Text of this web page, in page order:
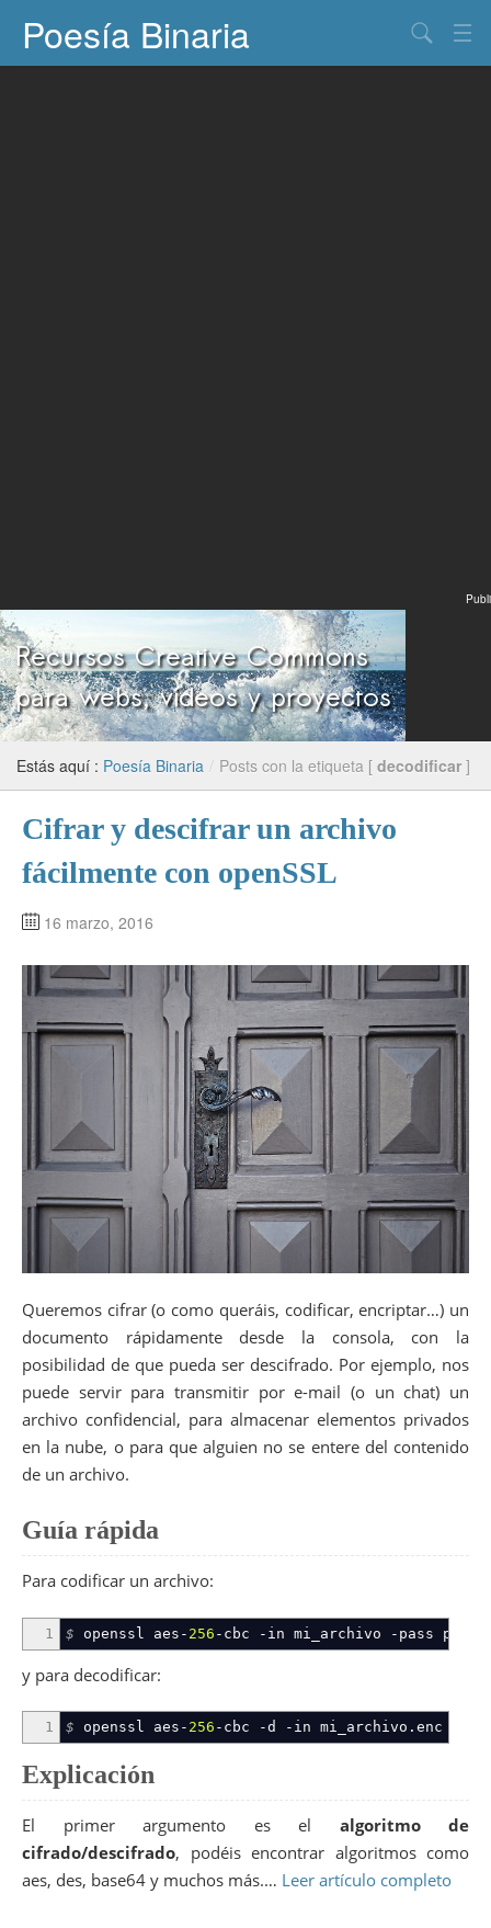
Poesía Binaria
Publi
Estás aquí : Poesía Binaria / Posts con la etiqueta [ decodificar ]
Cifrar y descifrar un archivo
fácilmente con openSSL
16 marzo, 2016
Queremos cifrar (o como queráis, codificar, encriptar…) un
documento rápidamente desde la consola, con la
posibilidad de que pueda ser descifrado. Por ejemplo, nos
puede servir para transmitir por e-mail (o un chat) un
archivo confidencial, para almacenar elementos privados
en la nube, o para que alguien no se entere del contenido
de un archivo.
Guía rápida
Para codificar un archivo:
1 $ openssl aes- 256 -cbc -in mi_archivo -pass
y para decodificar:
1 $ openssl aes- 256 -cbc -d -in mi_archivo.enc
Explicación
El primer argumento es el algoritmo de
cifrado/descifrado, podéis encontrar algoritmos como
aes, des, base64 y muchos más.… Leer artículo completo